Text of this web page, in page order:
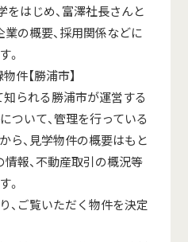
をはじめ、富澤社長さんと
の概要、採用関係などに
。
件【勝浦市】
れる勝浦市が運営する
ついて、管理を行っている
ら、見学物件の概要はもと
情報、不動産取引の概況等
。
覧いただく物件を決定